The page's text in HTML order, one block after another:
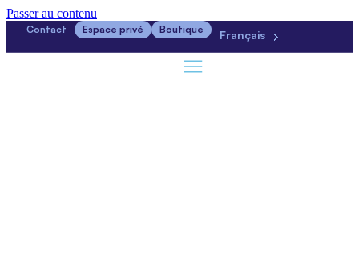
Passer au contenu
Contact Espace privé Boutique Français